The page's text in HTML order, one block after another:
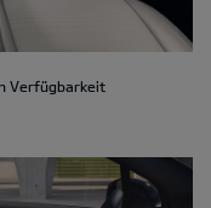
Verfügbarkeit